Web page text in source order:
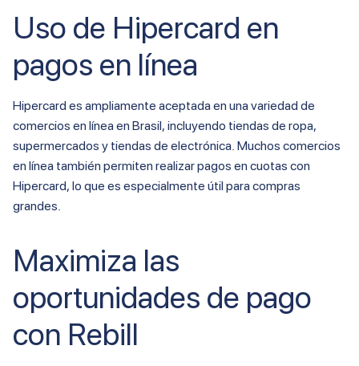
Uso de Hipercard en
pagos en línea
Hipercard es ampliamente aceptada en una variedad de
comercios en línea en Brasil, incluyendo tiendas de ropa,
supermercados y tiendas de electrónica. Muchos comercios
en línea también permiten realizar pagos en cuotas con
Hipercard, lo que es especialmente útil para compras
grandes​.
Maximiza las
oportunidades de pago
con Rebill